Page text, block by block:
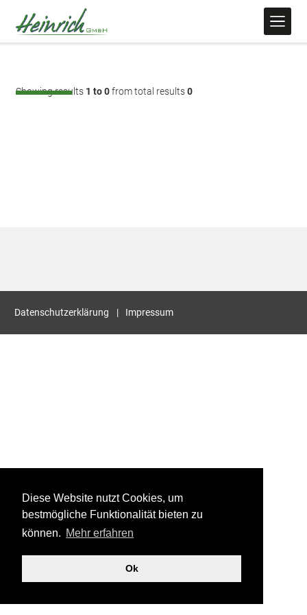
Diese Website nutzt Cookies, um
bestmögliche Funktionalität bieten zu
können. Mehr erfahren
Ok
Showing results 1 to 0from total results0
Datenschutzerklärung Impressum